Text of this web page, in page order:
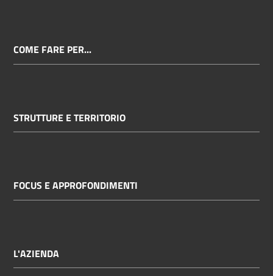
COME FARE PER...
STRUTTURE E TERRITORIO
FOCUS E APPROFONDIMENTI
L'AZIENDA